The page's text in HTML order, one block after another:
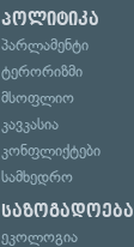
პოლიტიკა
პარლამენტი
ტერორიზმი
მსოფლიო
კავკასია
კონფლიქტები
სამხედრო
საზოგადოება
ეკოლოგია